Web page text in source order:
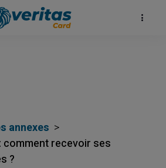
annexes
comment recevoir ses
?